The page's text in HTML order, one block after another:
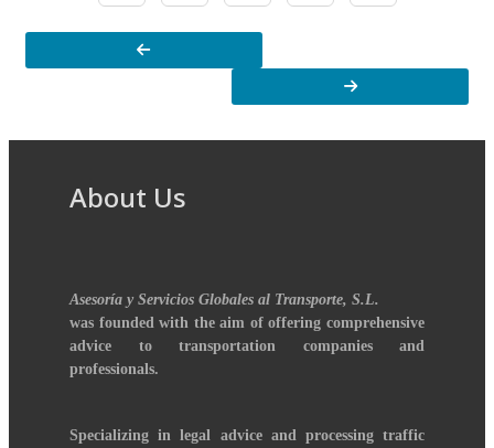
About Us
Asesoría y Servicios Globales al Transporte, S.L.
was founded with the aim of offering comprehensive
advice to transportation companies and
professionals.
Specializing in legal advice and processing traffic